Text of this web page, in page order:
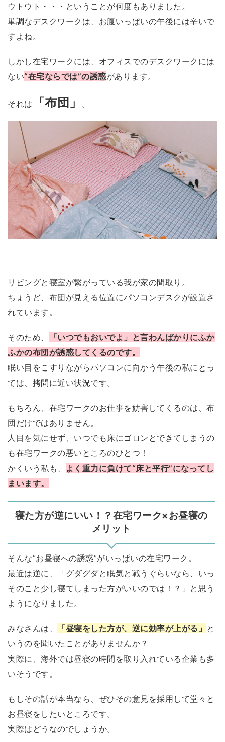
ウトウト・・・ということが何度もありました。
単調なデスクワークは、お腹いっぱいの午後には辛いで
すよね。
しかし在宅ワークには、オフィスでのデスクワークには
ない“在宅ならでは”の誘惑があります。
それは 「布団」 。
リビングと寝室が繋がっている我が家の間取り。
ちょうど、布団が見える位置にパソコンデスクが設置さ
れています。
そのため、
「いつでもおいでよ」と言わんばかりにふか
ふかの布団が誘惑してくるのです。
眠い目をこすりながらパソコンに向かう午後の私にとっ
ては、拷問に近い状況です。
もちろん、在宅ワークのお仕事を妨害してくるのは、布
団だけではありません。
人目を気にせず、いつでも床にゴロンとできてしまうの
も在宅ワークの悪いところのひとつ！
かくいう私も、
よく重力に負けて“床と平行”になってし
まいます。
寝た方が逆にいい！？在宅ワーク×お昼寝の
メリット
そんな“お昼寝への誘惑”がいっぱいの在宅ワーク。
最近は逆に、「グダグダと眠気と戦うぐらいなら、いっ
そのこと少し寝てしまった方がいいのでは！？」と思う
ようになりました。
みなさんは、 「昼寝をした方が、逆に効率が上がる」 と
いうのを聞いたことがありませんか？
実際に、海外では昼寝の時間を取り入れている企業も多
いそうです。
もしその話が本当なら、ぜひその意見を採用して堂々と
お昼寝をしたいところです。
実際はどうなのでしょうか。